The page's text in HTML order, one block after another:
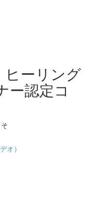
ヒーリング
ー認定コ
オ）